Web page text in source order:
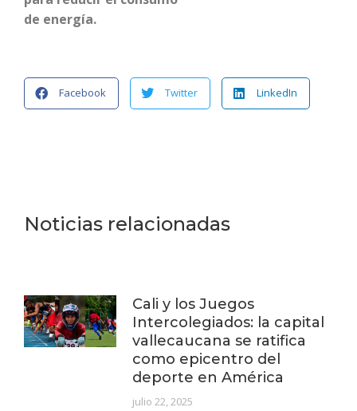
de energía.
Facebook Twitter LinkedIn
Noticias relacionadas
Cali y los Juegos
Intercolegiados: la capital
vallecaucana se ratifica
como epicentro del
deporte en América
julio 22, 2025